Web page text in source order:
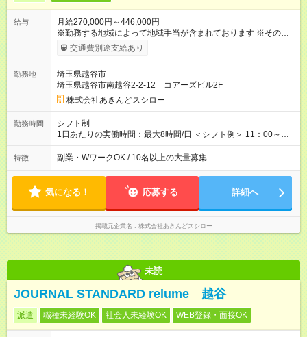
給与
月給270,000円～446,000円
※勤務する地域によって地域手当が含まれております ※その他ブ
ロック外勤務手当を支給。1分単位での残業代（100％支給）や
年3回の賞与、諸手当も別途支給します。 ＜月給例＞ 【例1】転
合：月給28万円＋残業代・諸手当 ※地域手当2万円が含まれま
す。 【例2】転居可能の「ブロック限定勤務制度」の場合 ブロ
ック外東京23区内勤務の場合：月給29万5000円＋残業代・諸手
当 ※地域手当2万円やブロック外勤務手当1万5000円が含まれま
す。 ＜水準以上の収入を得られる環境！＞ 全社員の平均年収は
603万円（平均月給38万9000円／2025年度実績）で、店長の平
らに自己負担額2万円の寮や各種手当があるため「前職より貯金
できている」と話す社員が多くいます！ 【試用期間】試用期間
あり 試用期間の長さ：3ヶ月 雇用形態、給与は本採用時と同じ
です。
交通費別途支給あり
勤務地
埼玉県越谷市
埼玉県越谷市南越谷2-2-12 コアーズビル2F
株式会社あきんどスシロー
勤務時間
シフト制
1日あたりの実働時間：最大8時間/日 ＜シフト例＞ 11：00～
20：00、12：00～21：00、15：00～24：00 ※1ヶ月単位の変
形労働時間制（週平均実働40時間） ◎残業は月30h程度。1店舗
出勤前にジムに通う社員も多くいま す。繁忙期以外は1日通して
働くことがほぼありません！
特徴 副業・WワークOK / 10名以上の大量募集
気になる！ 応募する 詳細へ
掲載元企業名 株式会社あきんどスシロー
未読
JOURNAL STANDARD relume 越谷
派遣 職種未経験OK 社会人未経験OK WEB登録・面接OK